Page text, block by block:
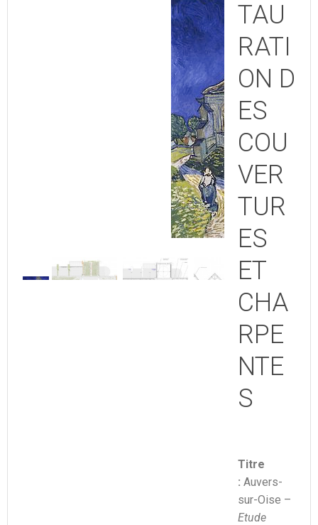
TAU
RATI
ON D
ES
COU
VER
TUR
ES
ET
CHA
RPE
NTE
S
Titre
: Auvers-
sur-Oise –
Etude